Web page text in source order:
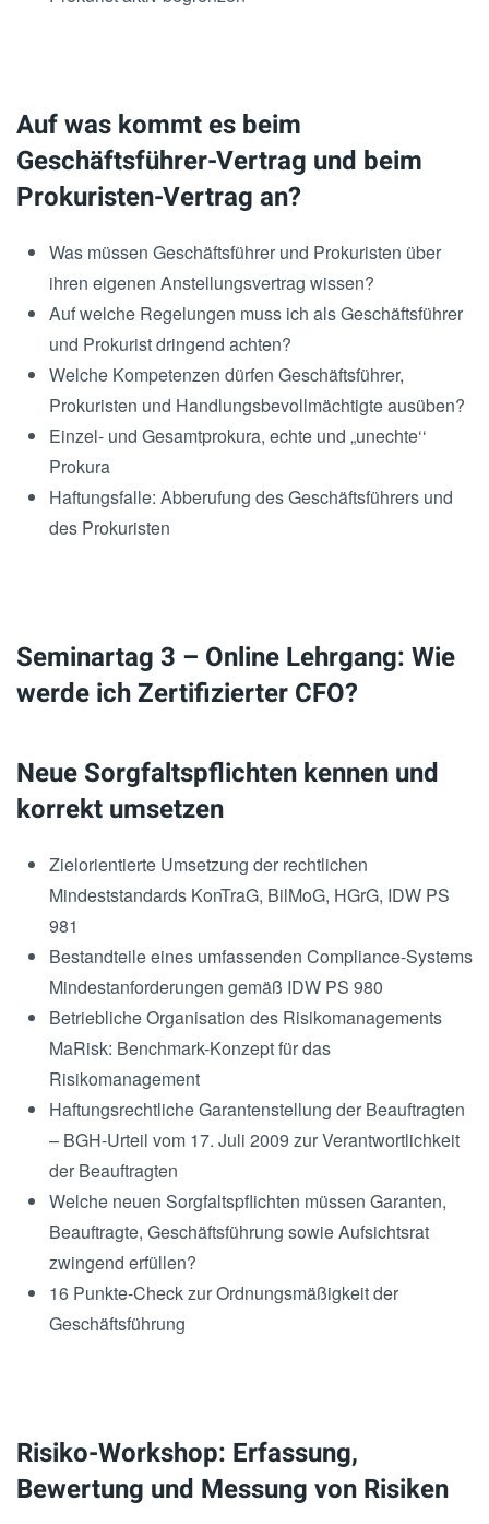
Auf was kommt es beim
Geschäftsführer-Vertrag und beim
Prokuristen-Vertrag an?
Was müssen Geschäftsführer und Prokuristen über
ihren eigenen Anstellungsvertrag wissen?
Auf welche Regelungen muss ich als Geschäftsführer
und Prokurist dringend achten?
Welche Kompetenzen dürfen Geschäftsführer,
Prokuristen und Handlungsbevollmächtigte ausüben?
Einzel- und Gesamtprokura, echte und „unechte‘‘
Prokura
Haftungsfalle: Abberufung des Geschäftsführers und
des Prokuristen
Seminartag 3 – Online Lehrgang: Wie
werde ich Zertifizierter CFO?
Neue Sorgfaltspflichten kennen und
korrekt umsetzen
Zielorientierte Umsetzung der rechtlichen
Mindeststandards KonTraG, BilMoG, HGrG, IDW PS
981
Bestandteile eines umfassenden Compliance-Systems
Mindestanforderungen gemäß IDW PS 980
Betriebliche Organisation des Risikomanagements
MaRisk: Benchmark-Konzept für das
Risikomanagement
Haftungsrechtliche Garantenstellung der Beauftragten
– BGH-Urteil vom 17. Juli 2009 zur Verantwortlichkeit
der Beauftragten
Welche neuen Sorgfaltspflichten müssen Garanten,
Beauftragte, Geschäftsführung sowie Aufsichtsrat
zwingend erfüllen?
16 Punkte-Check zur Ordnungsmäßigkeit der
Geschäftsführung
Risiko-Workshop: Erfassung,
Bewertung und Messung von Risiken